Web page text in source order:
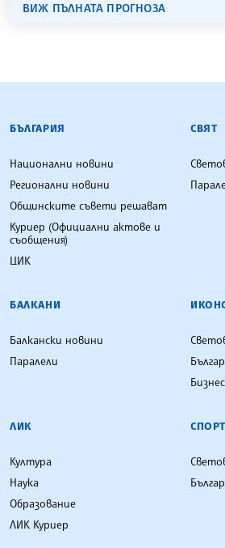
ВИЖ ПЪЛНАТА ПРОГНОЗА
БЪЛГАРСКА
БЪЛГАРИЯ
Национални новини
Регионални новини
Общинските съвети решават
Куриер (Официални актове и
съобщения)
ЦИК
СВЯТ
БАЛКАНИ
Балкански новини
Паралели
ЛИК
Култура
Наука
Образование
ЛИК Куриер
СПОРТ